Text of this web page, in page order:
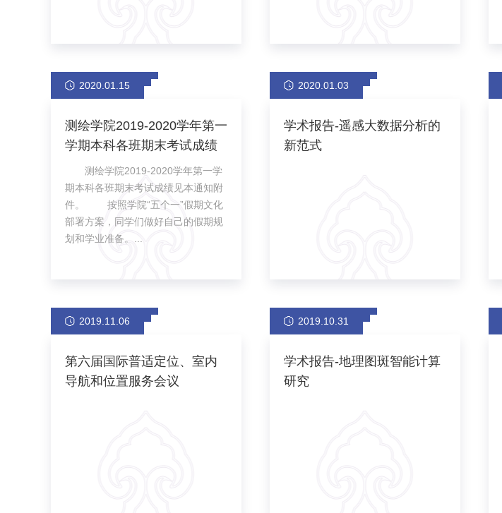
2020.01.15
测绘学院2019-2020学年第一
学期本科各班期末考试成绩
测绘学院2019-2020学年第一学
期本科各班期末考试成绩见本通知附
件。 按照学院“五个一”假期文化
部署方案，同学们做好自己的假期规
划和学业准备。...
2020.01.03
学术报告-遥感大数据分析的
新范式
2019.11.06
第六届国际普适定位、室内
导航和位置服务会议
2019.10.31
学术报告-地理图斑智能计算
研究